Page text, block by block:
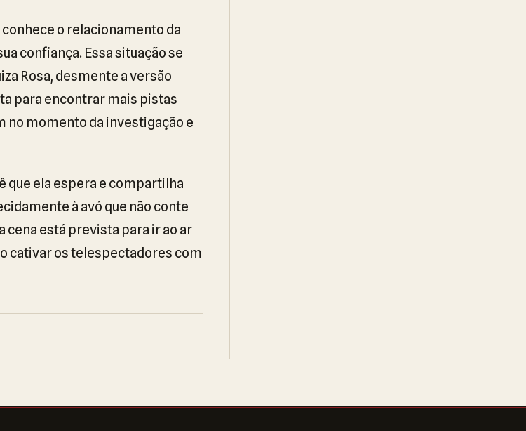
o relacionamento da
confiança. Essa situação se
Rosa, desmente a versão
para encontrar mais pistas
no momento da investigação e
que ela espera e compartilha
à avó que não conte
cena está prevista para ir ao ar
cativar os telespectadores com